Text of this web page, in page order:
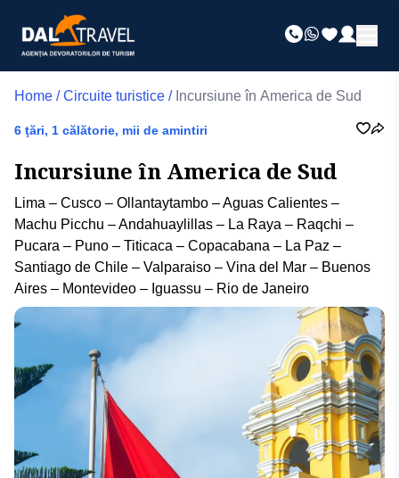
Home / Circuite turistice / Incursiune în America de Sud
6 ţări, 1 călătorie, mii de amintiri
Incursiune în America de Sud
Lima – Cusco – Ollantaytambo – Aguas Calientes –
Machu Picchu – Andahuaylillas – La Raya – Raqchi –
Pucara – Puno – Titicaca – Copacabana – La Paz –
Santiago de Chile – Valparaiso – Vina del Mar – Buenos
Aires – Montevideo – Iguassu – Rio de Janeiro